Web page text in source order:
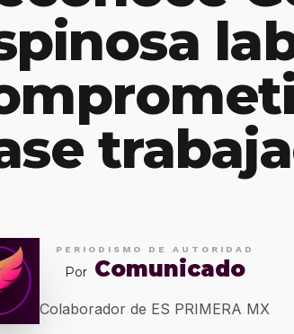
PERIODISMO DE AUTORIDAD
Por Comunicado
Colaborador de ES PRIMERA MX